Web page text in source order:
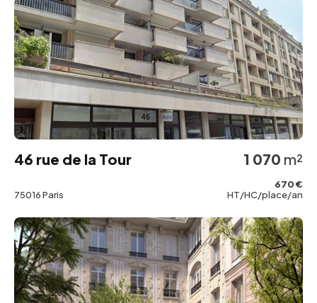
46 rue de la Tour
75016 Paris
1 070 m²
670 €
HT/HC/place/an